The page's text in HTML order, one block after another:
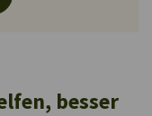
besser